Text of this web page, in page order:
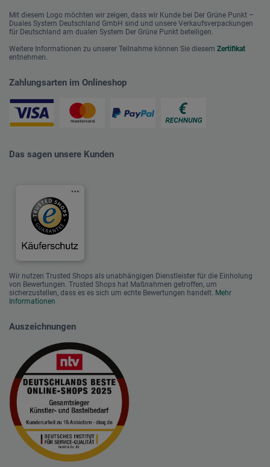
Mit diesem Logo möchten wir zeigen, dass wir Kunde bei Der Grüne Punkt –
Duales System Deutschland GmbH sind und unsere Verkaufsverpackungen
für Deutschland am dualen System Der Grüne Punkt beteiligen.
Weitere Informationen zu unserer Teilnahme können Sie diesem Zertifikat
entnehmen.
Zahlungsarten im Onlineshop
Das sagen unsere Kunden
Wir nutzen Trusted Shops als unabhängigen Dienstleister für die Einholung
von Bewertungen. Trusted Shops hat Maßnahmen getroffen, um
sicherzustellen, dass es es sich um echte Bewertungen handelt. Mehr
Informationen
Auszeichnungen